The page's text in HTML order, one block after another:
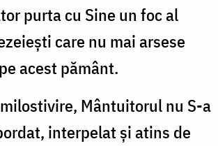
purta cu Sine un foc al
care nu mai arsese
acest pământ.
Mântuitorul nu S-a
interpelat și atins de